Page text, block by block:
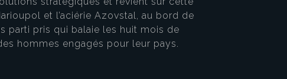
et l’aciérie Azovstal, au bord de
parti pris qui balaie les huit mois de
hommes engagés pour leur pays.